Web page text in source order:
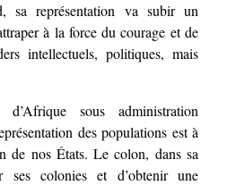
sa représentation va subir un
à la force du courage et de
intellectuels, politiques, mais
sous administration
des populations est à
de nos États. Le colon, dans sa
ses colonies et d’obtenir une